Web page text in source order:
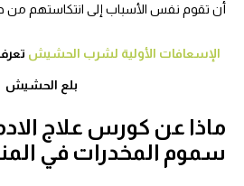
أن تقوم نفس الأسباب إلى انتكاستهم من
الإسعافات الأولية لشرب الحشيش
بلع الحشيش
ماذا عن كورس علاج
سموم المخدرات في